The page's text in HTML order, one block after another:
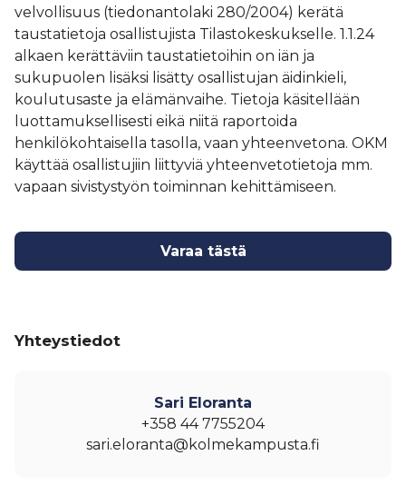
velvollisuus (tiedonantolaki 280/2004) kerätä
taustatietoja osallistujista Tilastokeskukselle. 1.1.24
alkaen kerättäviin taustatietoihin on iän ja
sukupuolen lisäksi lisätty osallistujan äidinkieli,
koulutusaste ja elämänvaihe. Tietoja käsitellään
luottamuksellisesti eikä niitä raportoida
henkilökohtaisella tasolla, vaan yhteenvetona. OKM
käyttää osallistujiin liittyviä yhteenvetotietoja mm.
vapaan sivistystyön toiminnan kehittämiseen.
Varaa tästä
Yhteystiedot
Sari Eloranta
+358 44 7755204
sari.eloranta@kolmekampusta.fi